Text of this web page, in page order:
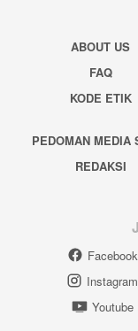
ABOUT US
FAQ
KODE ETIK
PEDOMAN MEDIA
REDAKSI
Facebook
Instagram
Youtube